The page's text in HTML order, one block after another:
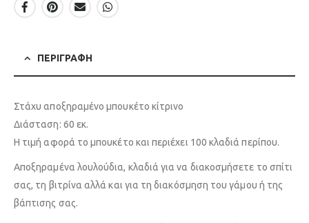
ΠΕΡΙΓΡΑΦΉ
Στάχυ αποξηραμένο μπουκέτο κίτρινο
Διάσταση: 60 εκ.
Η τιμή αφορά το μπουκέτο και περιέχει 100 κλαδιά περίπου.
Αποξηραμένα λουλούδια, κλαδιά για να διακοσμήσετε το σπίτι
σας, τη βιτρίνα αλλά και για τη διακόσμηση του γάμου ή της
βάπτισης σας.